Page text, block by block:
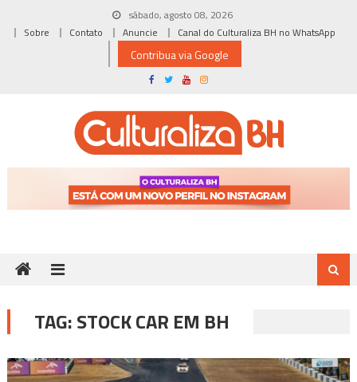
sábado, agosto 08, 2026
Sobre
Contato Anuncie Canal do Culturaliza BH no WhatsApp
Contribua via Google
TAG:STOCK CAR EM BH